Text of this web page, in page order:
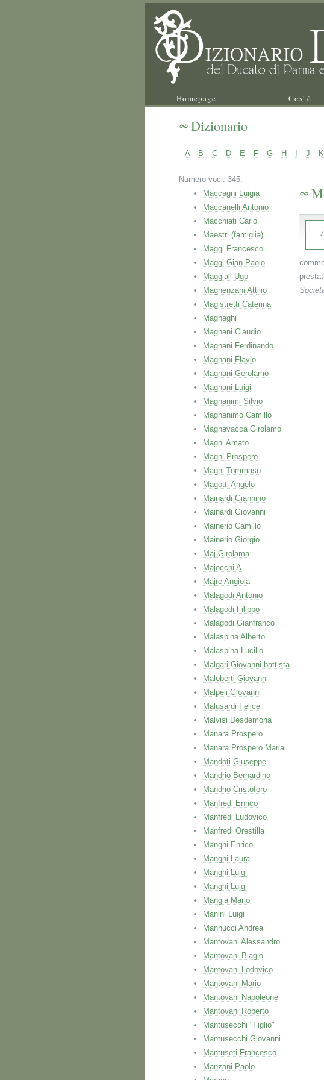
Homepage Cos' è
Dizionario
A B C D E F G H J K
Numero voci: 345.
Maccagni Luigia
Maccanelli Antonio
Macchiati Carlo
Maestri (famiglia)
Maggi Francesco
Maggi Gian Paolo
Maggiali Ugo
Maghenzani Attilio
Magistretti Caterina
Magnaghi
Magnani Claudio
Magnani Ferdinando
Magnani Flavio
Magnani Gerolamo
Magnani Luigi
Magnanimi Silvio
Magnanimo Camillo
Magnavacca Girolamo
Magni Amato
Magni Prospero
Magni Tommaso
Magotti Angelo
Mainardi Giannino
Mainardi Giovanni
Mainerio Camillo
Mainerio Giorgio
Maj Girolama
Majocchi A.
Majre Angiola
Malagodi Antonio
Malagodi Filippo
Malagodi Gianfranco
Malaspina Alberto
Malaspina Lucilio
Malgari Giovanni battista
Maloberti Giovanni
Malpeli Giovanni
Malusardi Felice
Malvisi Desdemona
Manara Prospero
Manara Prospero Maria
Mandoti Giuseppe
Mandrio Bernardino
Mandrio Cristoforo
Manfredi Enrico
Manfredi Ludovico
Manfredi Orestilla
Manghi Enrico
Manghi Laura
Manghi Luigi
Manghi Luigi
Mangia Mario
Manini Luigi
Mannucci Andrea
Mantovani Alessandro
Mantovani Biagio
Mantovani Lodovico
Mantovani Mario
Mantovani Napoleone
Mantovani Roberto
Mantusecchi "Figlio"
Mantusecchi Giovanni
Mantuseti Francesco
Manzani Paolo